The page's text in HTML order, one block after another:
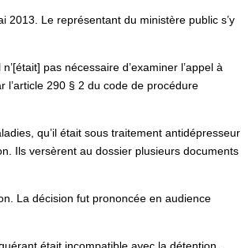
2013. Le représentant du ministère public s’y
pas nécessaire d’examiner l’appel à
l’article 290 § 2 du code de procédure
qu’il était sous traitement antidépresseur
Ils versèrent au dossier plusieurs documents
La décision fut prononcée en audience